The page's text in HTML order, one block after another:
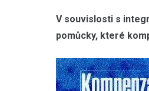
V souvislosti s
pomůcky, které